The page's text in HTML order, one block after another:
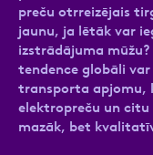
preču otrreizējais
jaunu, ja lētāk var
izstrādājuma
tendence globāli
transporta apjomu,
elektropreču un citu
mazāk, bet